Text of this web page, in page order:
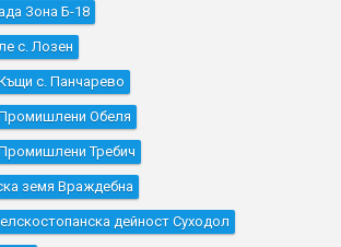
Зона Б-18
с. Лозен
с. Панчарево
Обеля
Требич
земя Враждебна
дейност Суходол